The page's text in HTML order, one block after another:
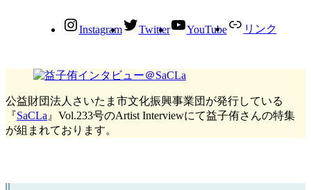
Instagram Twitter YouTube リンク
公益財団法人さいたま市文化振興事業団が発行している
『SaCLa』Vol.233号のArtist Interviewにて益子侑さんの特集
が組まれております。